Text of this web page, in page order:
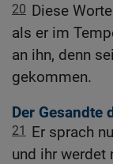
20 Diese
als er im
an ihn, denn
gekommen.
Der Gesandte
21 Er sprach
und ihr werdet